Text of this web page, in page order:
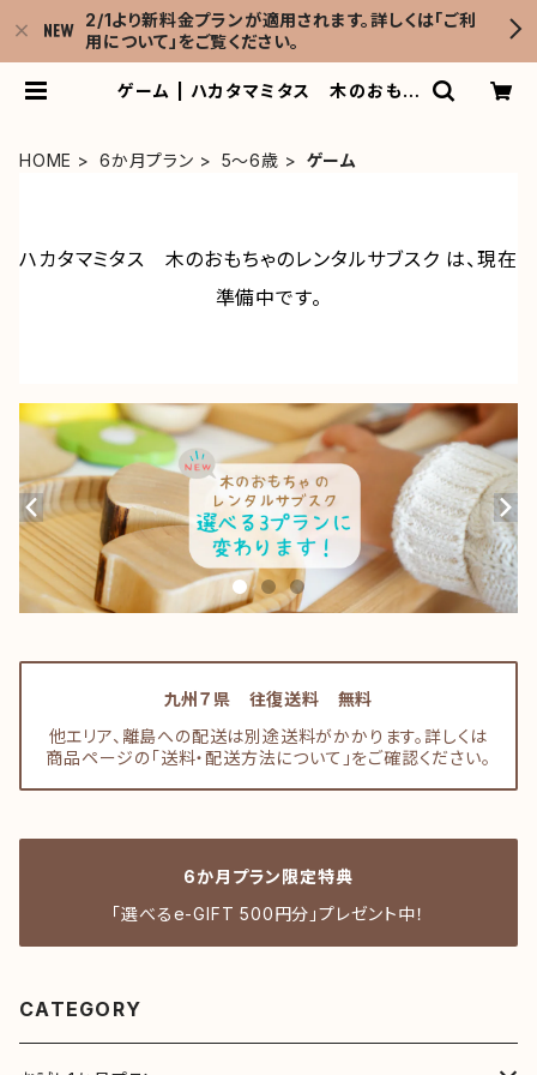
2/1より新料金プランが適用されます。詳しくは「ご利
用について」をご覧ください。
ゲーム | ハカタマミタス 木のおもち
HOME 6か月プラン 5～6歳 ゲーム
ハカタマミタス 木のおもちゃのレンタルサブスク は、現在
準備中です。
九州７県 往復送料 無料
他エリア、離島への配送は別途送料がかかります。詳しくは
商品ページの「送料・配送方法について」をご確認ください。
6か月プラン限定特典
「選べるe-GIFT 500円分」プレゼント中！
CATEGORY